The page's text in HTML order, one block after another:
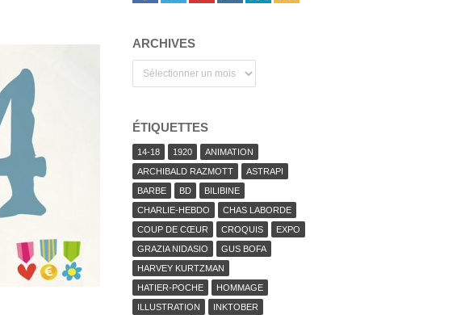
ARCHIVES
ÉTIQUETTES
14-18 1920
ANIMATION
ARCHIBALD RAZMOTT
ASTRAPI
BARBE
BD
BILIBINE
CHARLIE-HEBDO
CHAS LABORDE
COUP DE CŒUR
CROQUIS
EXPO
GRAZIA NIDASIO
GUS BOFA
HARVEY KURTZMAN
HATIER-POCHE
HOMMAGE
ILLUSTRATION
INKTOBER